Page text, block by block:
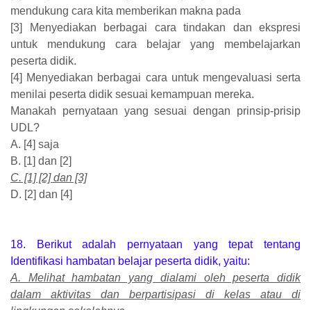
mendukung cara kita memberikan makna pada
[3] Menyediakan berbagai cara tindakan dan ekspresi
untuk mendukung cara belajar yang membelajarkan
peserta didik.
[4] Menyediakan berbagai cara untuk mengevaluasi serta
menilai peserta didik sesuai kemampuan mereka.
Manakah pernyataan yang sesuai dengan prinsip-prisip
UDL?
A. [4] saja
B. [1] dan [2]
C. [1] [2] dan [3]
D. [2] dan [4]
18. Berikut adalah pernyataan yang tepat tentang
Identifikasi hambatan belajar peserta didik, yaitu:
A. Melihat hambatan yang dialami oleh peserta didik
dalam aktivitas dan berpartisipasi di kelas atau di